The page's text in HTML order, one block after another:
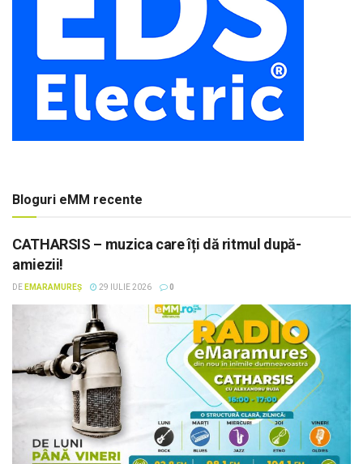
Bloguri eMM recente
CATHARSIS – muzica care îți dă ritmul după-
amiezii!
DE EMARAMUREȘ 29 IULIE 2026 0